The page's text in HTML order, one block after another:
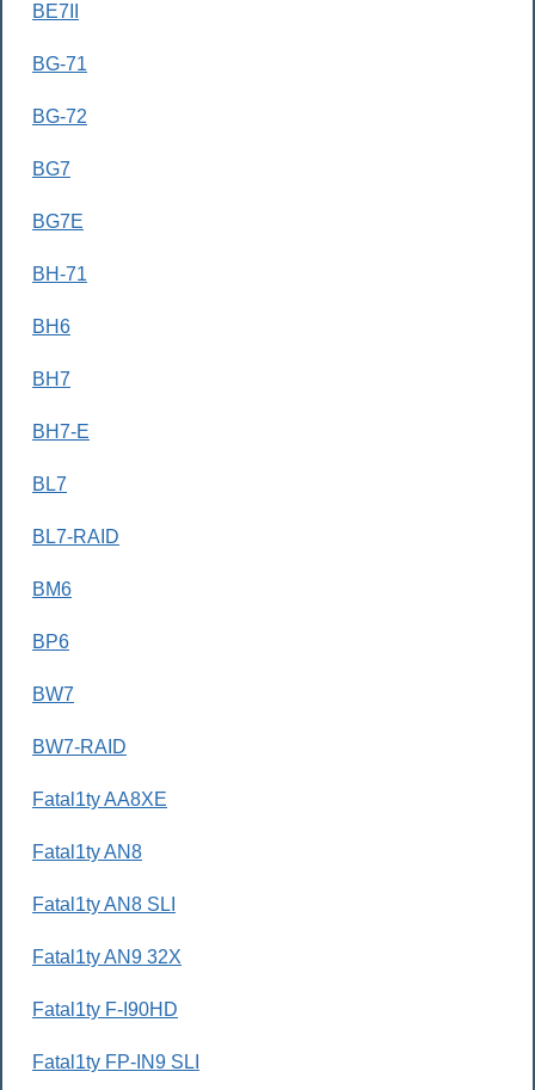
BE7II
BG-71
BG-72
BG7
BG7E
BH-71
BH6
BH7
BH7-E
BL7
BL7-RAID
BM6
BP6
BW7
BW7-RAID
Fatal1ty AA8XE
Fatal1ty AN8
Fatal1ty AN8 SLI
Fatal1ty AN9 32X
Fatal1ty F-I90HD
Fatal1ty FP-IN9 SLI